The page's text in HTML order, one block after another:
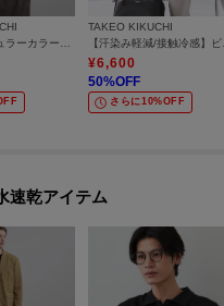
AIRY DRYレギュラーカラーシャツ/吸水速乾/UVカット/マシーンウォッシャブル/洗濯可/イージーケア
TAKEO KIKUCHI
【汗
¥6,600
50%OFF
さらに10%OFF
速乾アイテム